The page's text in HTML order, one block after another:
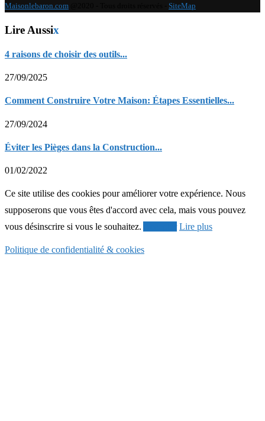
Maisonlebaron.com SiteMap
Lire Aussix
4 raisons de choisir des outils...
27/09/2025
Comment Construire Votre Maison: Étapes Essentielles...
27/09/2024
Éviter les Pièges dans la Construction...
01/02/2022
Ce site utilise des cookies pour améliorer votre expérience. Nous
supposerons que vous êtes d'accord avec cela, mais vous pouvez
vous désinscrire si vous le souhaitez.
Lire plus
Politique de confidentialité & cookies